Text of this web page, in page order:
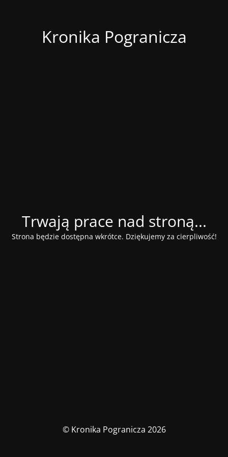
Kronika Pogranicza
Trwają prace nad stroną...
Strona będzie dostępna wkrótce. Dziękujemy za cierpliwość!
© Kronika Pogranicza 2026